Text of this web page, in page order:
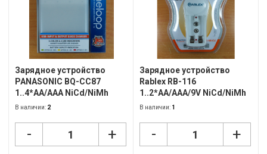
Зарядное устройство
PANASONIC BQ-CC87
1..4*AA/AAA NiCd/NiMh
500mA
В наличии: 2
- +
Зарядное устройство
Rablex RB-116
1..2*AA/AAA/9V NiCd/NiMh
120mAh
В наличии: 1
- +